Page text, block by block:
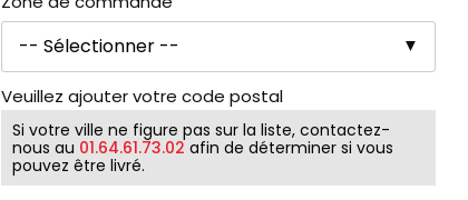
ENTRÉE + PLAT ( SUR PLACE
Veuillez ajouter votre code postal
Si votre ville ne figure pas sur la liste, contactez-
nous au 01.64.61.73.02 afin de déterminer si vous
pouvez être livré.